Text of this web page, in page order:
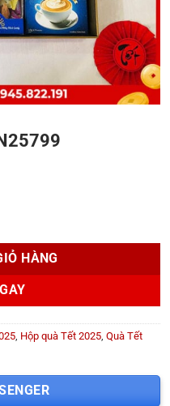
HÀNG
Hộp quà Tết 2025 Quà Tết